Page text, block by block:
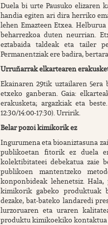
Duela bi urte Pausuko elizaren
handia egiten ari dira herriko
lehen Emazteen Etxea.
beharrezkoa duten neurrian.
eztabaida taldeak eta tailer
Permanentziak ere badira,
Urruñarrak elkartearen
Ekainaren 29tik uztailaren 5era
etxeko ganberan. Gaia:
erakusketa; argazkiak eta
12:30/14:00-17:30). Urririk.
Belar pozoi kimikorik ez
Ingurumena eta bioaniztasuna
publikoetan fitorik ez duela
kolektibitateei debekatua zaie
publikoen mantentzeko
konponbideak lehenetsiz.
kimikorik gabeko produktuak
dezake, bat-bateko landaredi
lurzoruaren eta uraren
produktu kimikoekiko kontaktua